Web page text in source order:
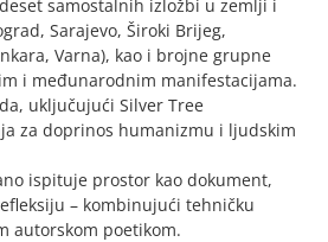
samostalnih izložbi u zemlji i
Sarajevo, Široki Brijeg,
Varna), kao i brojne grupne
i međunarodnim manifestacijama.
uključujući Silver Tree
za doprinos humanizmu i ljudskim
ispituje prostor kao dokument,
– kombinujući tehničku
autorskom poetikom.